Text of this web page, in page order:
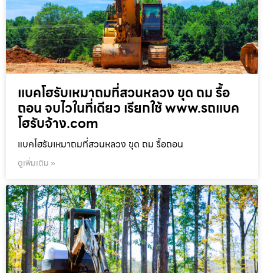
แบคโฮรับเหมาถมที่สวนหลวง ขุด ถม รื้อ
ถอน จบไวในที่เดียว เรียกใช้ www.รถแบค
โฮรับจ้าง.com
แบคโฮรับเหมาถมที่สวนหลวง ขุด ถม รื้อถอน
ดูเพิ่มเติม »